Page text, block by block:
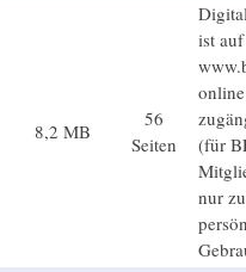
8,2 MB
56
Seiten
ist auf
(für
nur